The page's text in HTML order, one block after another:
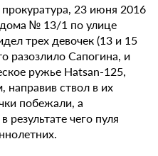
23 июня 2016
№ 13/1 по улице
трех девочек (13 и 15
разозлило Сапогина, и
ружье Hatsan-125,
направив ствол в их
побежали, а
чего пуля